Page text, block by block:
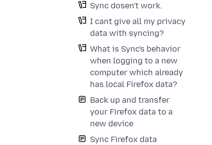
Sync dosen't work.
I cant give all my privacy
data with syncing?
What is Sync's behavior
when logging to a new
computer which already
has local Firefox data?
Back up and transfer
your Firefox data to a
new device
Sync Firefox data